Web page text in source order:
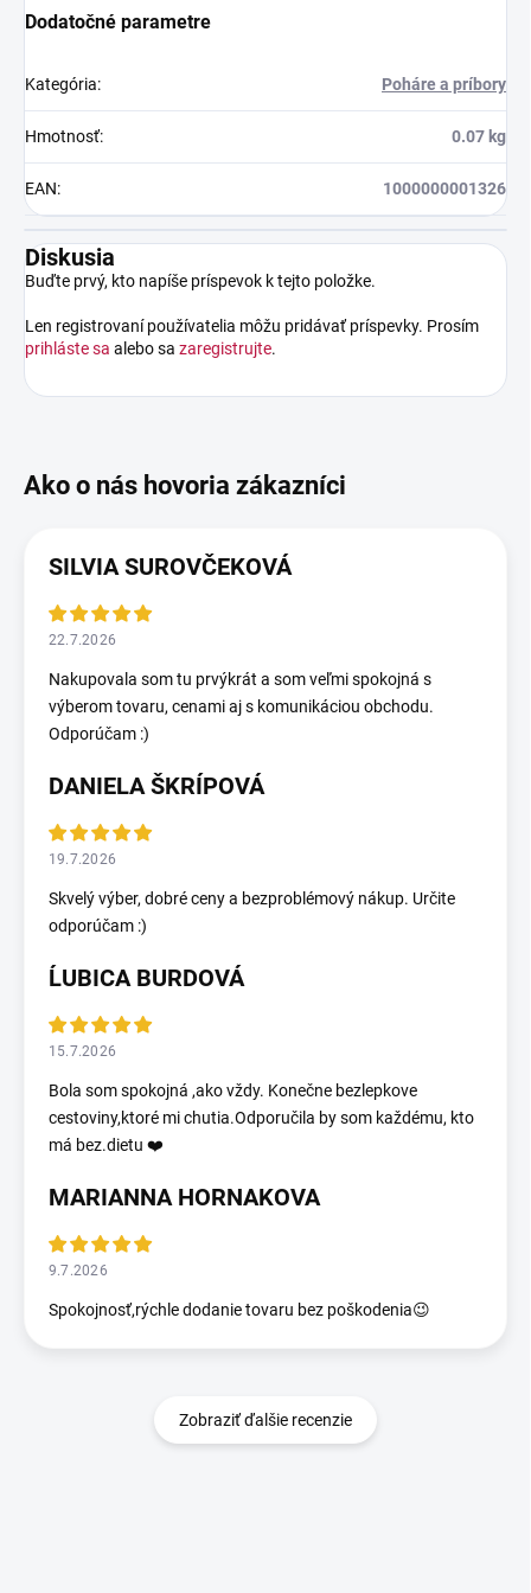
Dodatočné parametre
Kategória: Poháre a príbory
Hmotnosť: 0.07 kg
EAN: 1000000001326
Diskusia
Buďte prvý, kto napíše príspevok k tejto položke.
Len registrovaní používatelia môžu pridávať príspevky. Prosím
prihláste sa alebo sa zaregistrujte.
SILVIA SUROVČEKOVÁ
22.7.2026
Nakupovala som tu prvýkrát a som veľmi spokojná s
výberom tovaru, cenami aj s komunikáciou obchodu.
Odporúčam :)
DANIELA ŠKRÍPOVÁ
19.7.2026
Skvelý výber, dobré ceny a bezproblémový nákup. Určite
odporúčam :)
ĹUBICA BURDOVÁ
15.7.2026
Bola som spokojná ,ako vždy. Konečne bezlepkove
cestoviny,ktoré mi chutia.Odporučila by som každému, kto
má bez.dietu ❤️
MARIANNA HORNAKOVA
9.7.2026
Spokojnosť,rýchle dodanie tovaru bez poškodenia😉
Zobraziť ďalšie recenzie